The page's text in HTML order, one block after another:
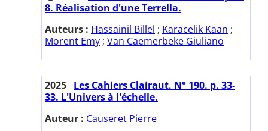
8. Réalisation d'une Terrella.
Auteurs : Hassainil Billel ; Karacelik Kaan ;
Morent Emy ; Van Caemerbeke Giuliano
2025 Les Cahiers Clairaut. N° 190. p. 33-
33. L'Univers à l'échelle.
Auteur : Causeret Pierre